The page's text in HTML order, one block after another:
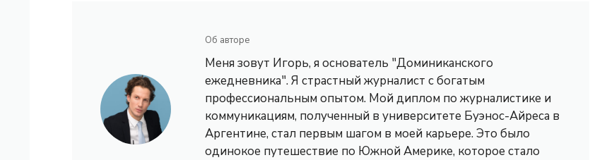
Об авторе
Меня зовут Игорь, я основатель "Доминиканского
ежедневника". Я страстный журналист с богатым
профессиональным опытом. Мой диплом по журналистике и
коммуникациям, полученный в университете Буэнос-Айреса в
Аргентине, стал первым шагом в моей карьере. Это было
одинокое путешествие по Южной Америке, которое стало